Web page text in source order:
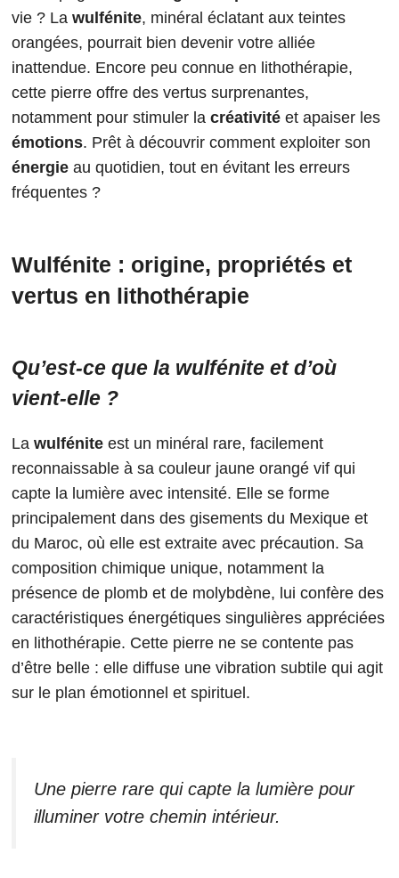
vie ? La wulfénite, minéral éclatant aux teintes
orangées, pourrait bien devenir votre alliée
inattendue. Encore peu connue en lithothérapie,
cette pierre offre des vertus surprenantes,
notamment pour stimuler la créativité et apaiser les
émotions. Prêt à découvrir comment exploiter son
énergie au quotidien, tout en évitant les erreurs
fréquentes ?
Wulfénite : origine, propriétés et
vertus en lithothérapie
Qu’est-ce que la wulfénite et d’où
vient-elle ?
La wulfénite est un minéral rare, facilement
reconnaissable à sa couleur jaune orangé vif qui
capte la lumière avec intensité. Elle se forme
principalement dans des gisements du Mexique et
du Maroc, où elle est extraite avec précaution. Sa
composition chimique unique, notamment la
présence de plomb et de molybdène, lui confère des
caractéristiques énergétiques singulières appréciées
en lithothérapie. Cette pierre ne se contente pas
d’être belle : elle diffuse une vibration subtile qui agit
sur le plan émotionnel et spirituel.
Une pierre rare qui capte la lumière pour
illuminer votre chemin intérieur.